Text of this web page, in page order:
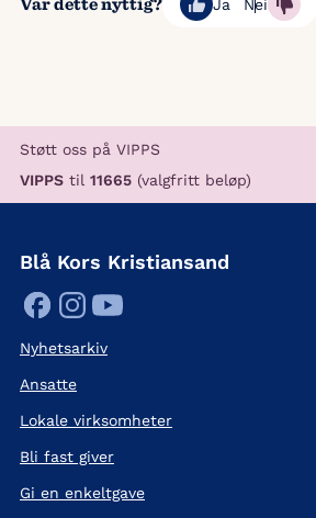
Ja Nei
Støtt oss på VIPPS
VIPPS til 11665 (valgfritt beløp)
Blå Kors Kristiansand
Nyhetsarkiv
Ansatte
Lokale virksomheter
Bli fast giver
Gi en enkeltgave